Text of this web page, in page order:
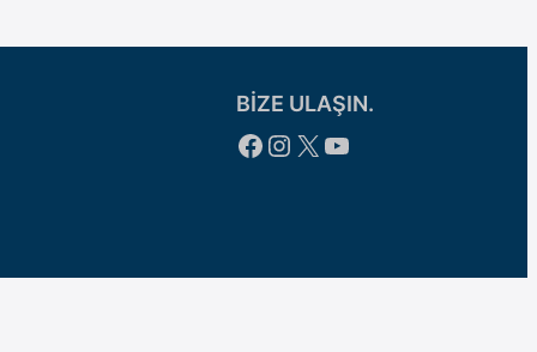
BİZE ULAŞIN.
Facebook
Instagram
X YouTube